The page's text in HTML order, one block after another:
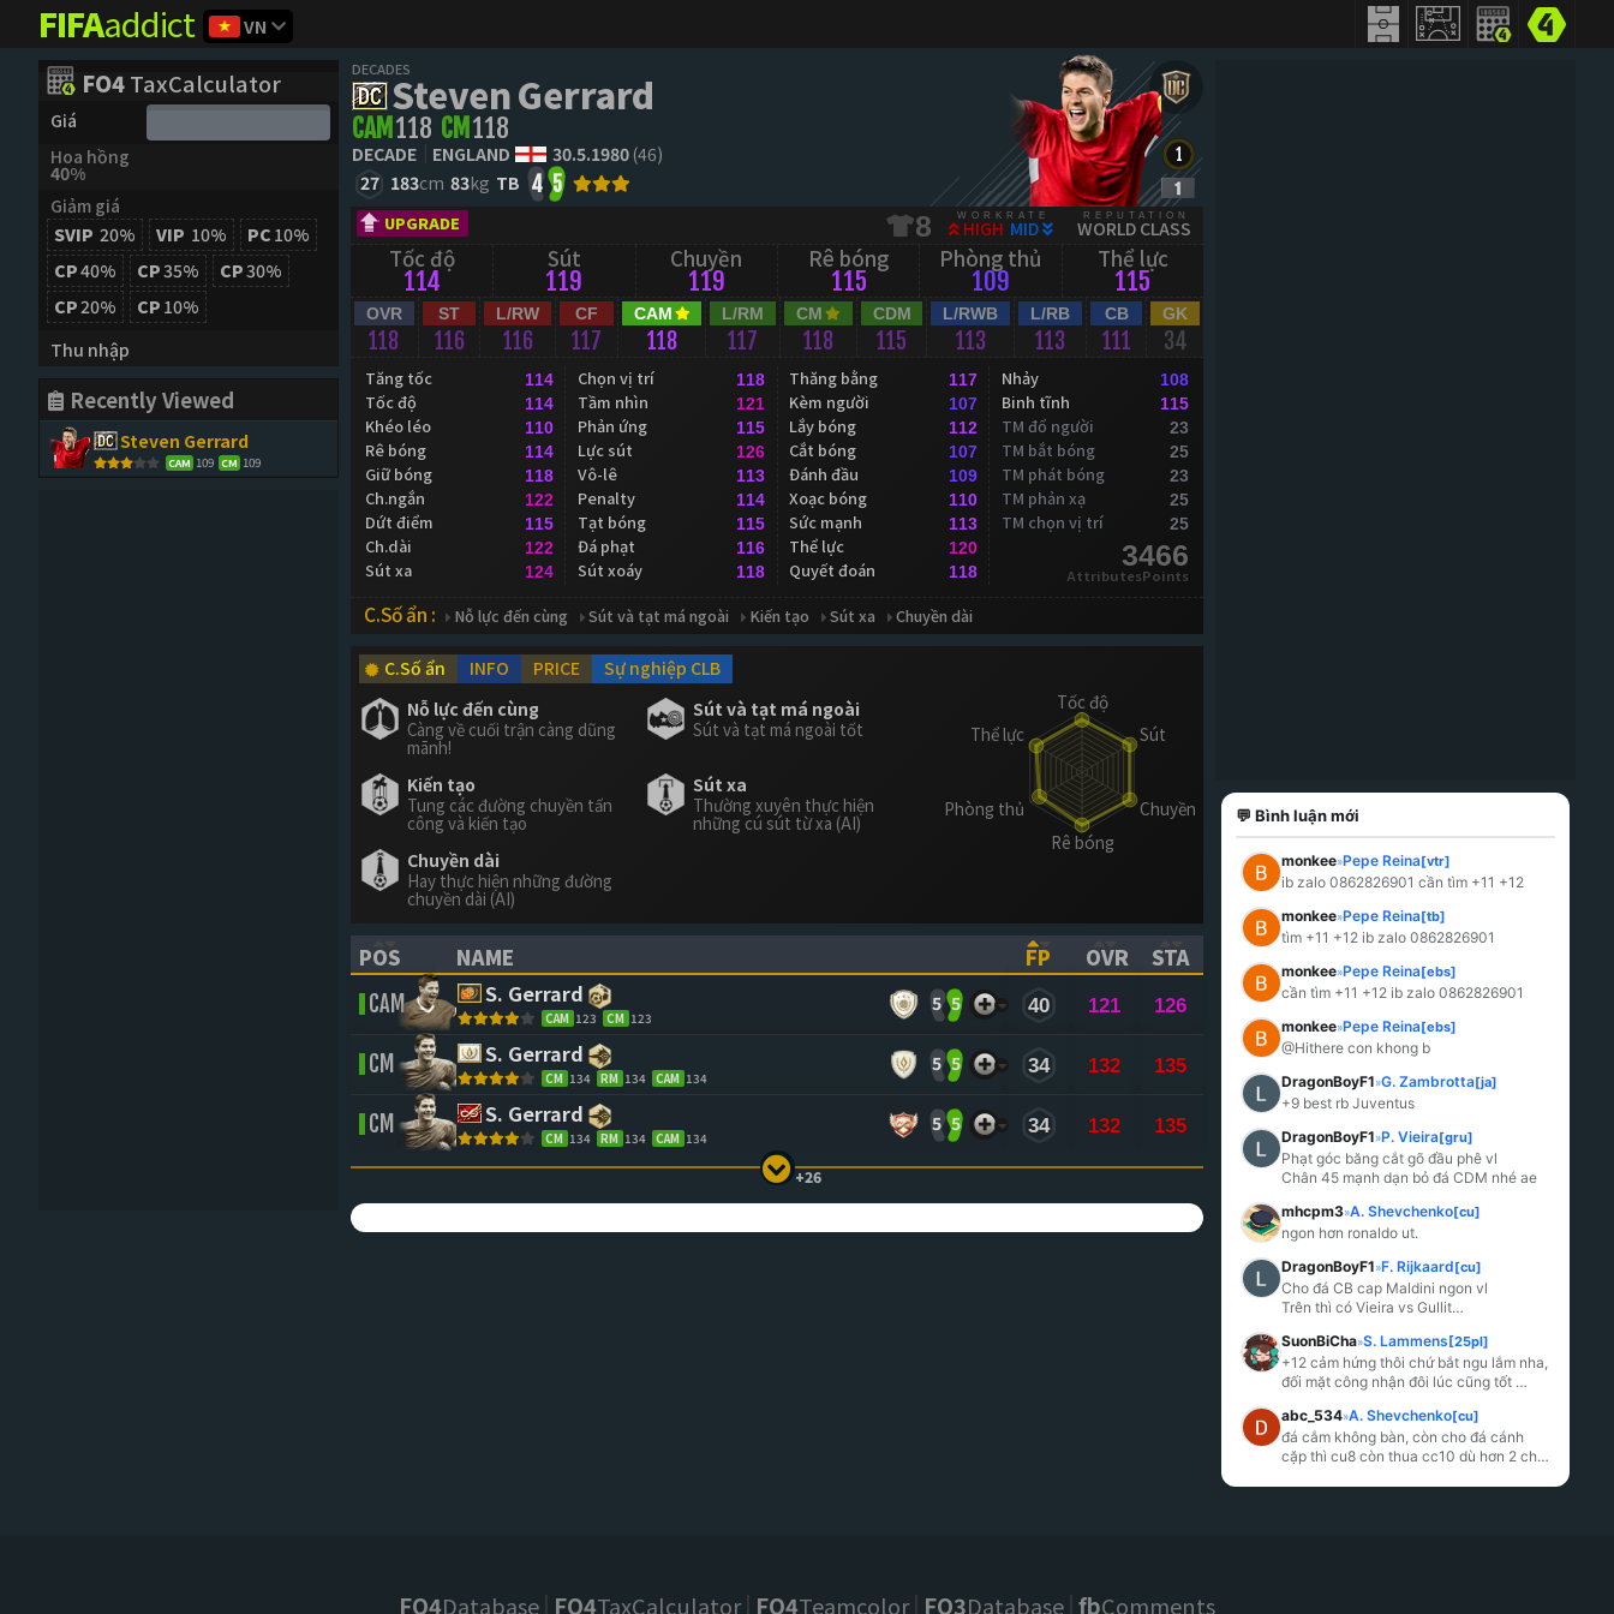
FIFAaddict VN
FO4TaxCalculator
Giá
Hoa hồng
40%
Giảm giá
SVIP 20% VIP 10% PC 10%
CP40% CP35% CP30%
CP20% CP 10%
Thu nhập
Recently Viewed
Steven Gerrard
CAM 109 CM 109
DECADESSteven Gerrard
CAM 118 CM 118
DECADE ENGLAND 30.5.1980(46)
27 183cm 83kg TB 4 5
UPGRADE 8 WORKRATE
HIGH MID
REPUTATION
WORLD CLASS
Tốc độ
114
Sút
119
Chuyền
119
Rê bóng
115
Phòng thủ
109
Thể lực
115
OVR
118
ST
116
L/RW
116
CF
117
CAM
118
L/RM
117
CM
118
CDM
115
L/RWB
113
L/RB
113
CB
111
GK
34
Tăng tốc 114
Tốc độ 114
Khéo léo 110
Rê bóng 114
Giữ bóng 118
Ch.ngắn 122
Dứt điểm 115
Ch.dài 122
Sút xa 124
Chọn vị trí 118
Tầm nhìn 121
Phản ứng 115
Lực sút 126
Vô-lê 113
Penalty 114
Tạt bóng 115
Đá phạt 116
Sút xoáy 118
Thăng bằng 117
Kèm người 107
Lắy bóng 112
Cắt bóng 107
Đánh đầu 109
Xoạc bóng 110
Sức mạnh 113
Thể lực 120
Quyết đoán 118
Nhảy 108
Binh tĩnh 115
TM đổ người 23
TM bắt bóng 25
TM phát bóng 23
TM phản xạ 25
TM chọn vị trí 25
3466
AttributesPoints
C.Số ẩn : Nỗ lực đến cùng Sút và tạt má ngoài Kiến tạo Sút xa Chuyền dài
C.Số ẩn INFO PRICE
Sự nghiệp CLB
Nỗ lực đến cùng
Càng về cuối trận càng dũng
mãnh!
Sút và tạt má ngoài
Sút và tạt má ngoài tốt
Kiến tạo
Tung các đường chuyền tấn
công và kiến tạo
Sút xa
Thường xuyên thực hiện
những cú sút từ xa (AI)
Chuyền dài
Hay thực hiện những đường
chuyền dài (AI)
POS
(CLICK TO SORT ASCENDING)
NAME
(CLICK TO SORT ASCENDING)
FP
(CLICK TO SORT ASCENDING)
OVR
(CLICK TO SORT ASCENDING)
STA
(CLICK TO SORT ASCENDING)
CAM S. Gerrard
CAM 123 CM 123
5 5 40 121 126
CM S. Gerrard
CM 134 RM 134 CAM 134
5 5 34 132 135
CM S. Gerrard
CM 134 RM 134 CAM 134
5 5 34 132 135
+26
💬 Bình luận mới
monkee»Pepe Reina[vtr]
ib zalo 0862826901 cần tìm +11 +12
monkee»Pepe Reina[tb]
tìm +11 +12 ib zalo 0862826901
monkee»Pepe Reina[ebs]
cần tìm +11 +12 ib zalo 0862826901
monkee»Pepe Reina[ebs]
@Hithere con khong b
DragonBoyF1»G. Zambrotta[ja]
+9 best rb Juventus
DragonBoyF1»P. Vieira[gru]
Phạt góc băng cắt gõ đầu phê vl
Chân 45 mạnh dạn bỏ đá CDM nhé ae
mhcpm3»A. Shevchenko[cu]
ngon hơn ronaldo ut.
DragonBoyF1»F. Rijkaard[cu]
Cho đá CB cap Maldini ngon vl
SuonBiCha»S. Lammens[25pl]
+12 cảm hứng thôi chứ bắt ngu lắm nha,
đối mặt công nhận đôi lúc cũng tốt
sú...
abc_534»A. Shevchenko[cu]
đá cắm không bàn, còn cho đá cánh
cặp thì cu8 còn thua cc10 dù hơn 2 chỉ
FO4Database FO4TaxCalculator FO4Teamcolor FO3Database fbComments